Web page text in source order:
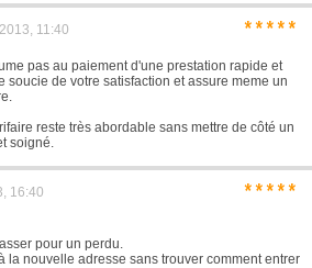
11:40 *****
pas au paiement d'une prestation rapide et
soucie de votre satisfaction et assure meme un
reste très abordable sans mettre de côté un
soigné.
16:40 *****
pour un perdu.
la nouvelle adresse sans trouver comment entrer